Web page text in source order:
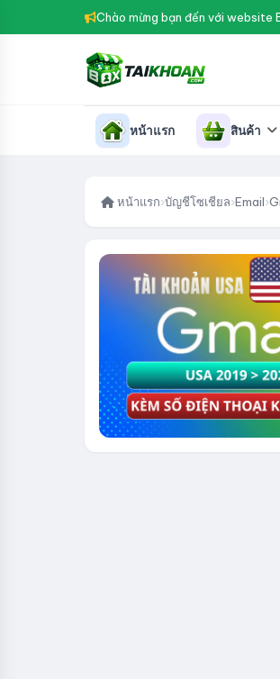
Chào mừng bạn đến với website
หน้าแรก สินค้า
หน้าแรก›บัญชีโซเชียล›Email›